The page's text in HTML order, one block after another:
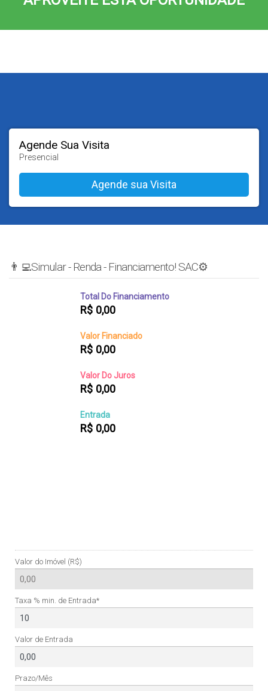
Agende Sua Visita
Presencial
👨‍💻Simular - Renda - Financiamento! SAC⚙️
Total Do Financiamento
R$ 0,00
Valor Financiado
R$ 0,00
Valor Do Juros
R$ 0,00
Entrada
R$ 0,00
Valor do Imóvel (R$)
Taxa % min. de Entrada*
Valor de Entrada
Prazo/Mês